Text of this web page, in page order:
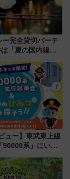
完全貸切パーテ
「夏の国内線に2
ュー】東武東上線
90000系」にいち
会でキッズアンバ
う